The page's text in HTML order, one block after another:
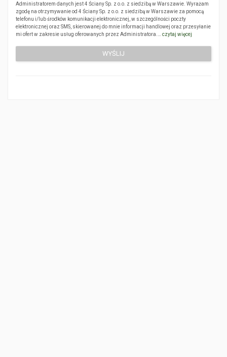
Administratorem danych jest 4 Ściany Sp. z o.o. z siedzibą w Warszawie. Wyrażam
zgodę na otrzymywanie od 4 Ściany Sp. z o.o. z siedzibą w Warszawie za pomocą
telefonu i/lub środków komunikacji elektronicznej, w szczególności poczty
elektronicznej oraz SMS, skierowanej do mnie informacji handlowej oraz przesyłanie
mi ofert w zakresie usług oferowanych przez Administratora.… czytaj więcej